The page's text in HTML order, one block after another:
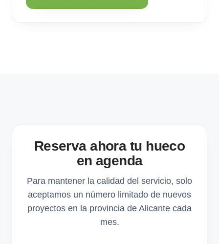
Reserva ahora tu hueco
en agenda
Para mantener la calidad del servicio, solo
aceptamos un número limitado de nuevos
proyectos en la provincia de Alicante cada
mes.